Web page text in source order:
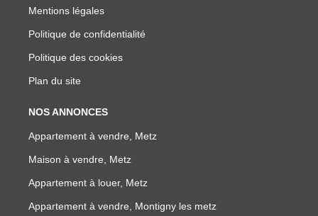
Mentions légales
Politique de confidentialité
Politique des cookies
Plan du site
NOS ANNONCES
Appartement à vendre, Metz
Maison à vendre, Metz
Appartement à louer, Metz
Appartement à vendre, Montigny les metz